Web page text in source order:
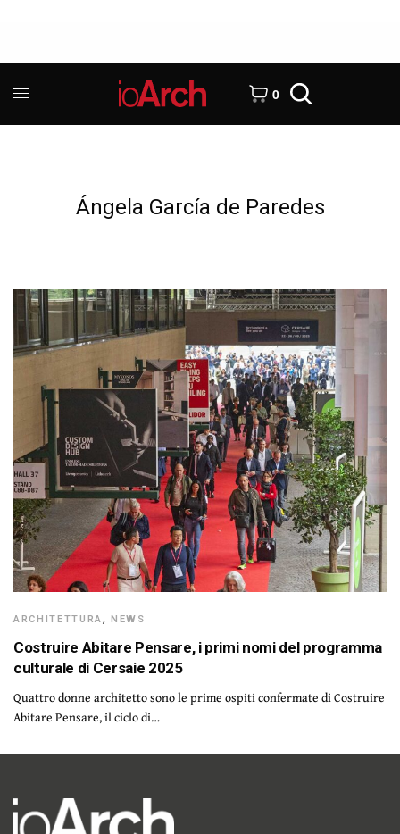
0
Ángela García de Paredes
ARCHITETTURA,NEWS
Costruire Abitare Pensare, i primi nomi del programma
culturale di Cersaie 2025
Quattro donne architetto sono le prime ospiti confermate di Costruire
Abitare Pensare, il ciclo di…